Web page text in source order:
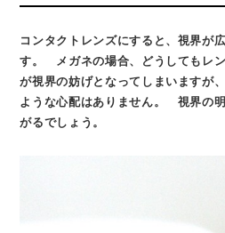
コンタクトレンズにすると、視界が
す。 メガネの場合、どうしてもレ
が視界の妨げとなってしまいますが
ような心配はありません。 視界の
がるでしょう。